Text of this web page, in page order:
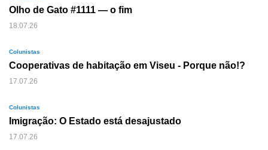
Olho de Gato #1111 — o fim
18.07.26
Colunistas
Cooperativas de habitação em Viseu - Porque não!?
17.07.26
Colunistas
Imigração: O Estado está desajustado
17.07.26